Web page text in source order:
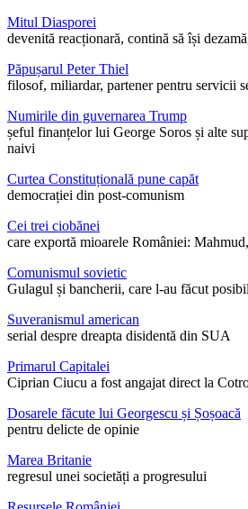
Mitul Diasporei
devenită reacționară, contină să își
Păpușarul Peter Thiel
filosof, miliardar, partener pentru servicii
Numirile din guvernarea Trump
șeful finanțelor lui George Soros și alte
naivi
Curtea Constituțională pune capăt
democrației din post-comunism
Cei trei ciobănei
care exportă mioarele României:
Comunismul sovietic
Gulagul și bancherii, care l-au făcut posibil
Suveranismul american
serial despre dreapta disidentă din SUA
Primarul Capitalei
Ciprian Ciucu a fost angajat direct la
Dosarele făcute lui Georgescu și Șoșoacă
pentru delicte de opinie
Marea Britanie
regresul unei societăți a progresului